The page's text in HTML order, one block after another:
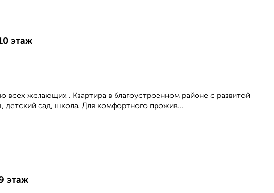
этаж
желающих . Квартира в благоустроенном районе с развитой
детский сад, школа. Для комфортного прожив...
этаж